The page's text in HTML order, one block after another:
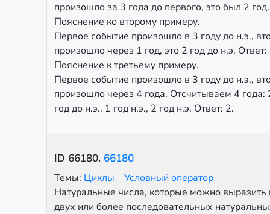
произошло за 3 года до первого, это был 2 год.
Пояснение ко второму примеру.
Первое событие произошло в 3 году до н.э.,
произошло через 1 год, это 2 год до н.э. Ответ:
Пояснение к третьему примеру.
Первое событие произошло в 3 году до н.э.,
произошло через 4 года. Отсчитываем 4 года:
год до н.э., 1 год н.э., 2 год н.э. Ответ: 2.
ID 66180. 66180
Темы: Циклы
Условный оператор
Натуральные числа, которые можно
двух или более последовательных